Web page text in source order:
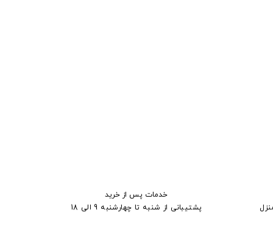
خدمات پس از خرید
پشتیبانی از شنبه تا چهارشنبه 9 الی 18